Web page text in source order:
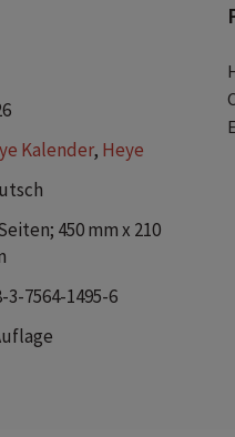
Kalender, Heye
450 mm x 210
3-7564-1495-6